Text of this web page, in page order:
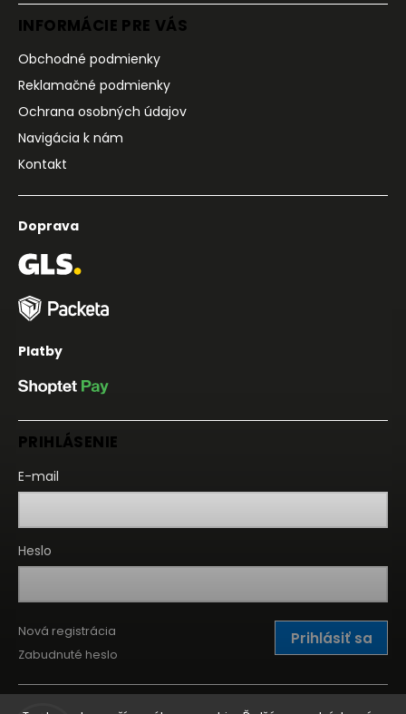
INFORMÁCIE PRE VÁS
Obchodné podmienky
Reklamačné podmienky
Ochrana osobných údajov
Navigácia k nám
Kontakt
Doprava
Platby
PRIHLÁSENIE
E-mail
Heslo
Prihlásiť sa
Nová registrácia
Zabudnuté heslo